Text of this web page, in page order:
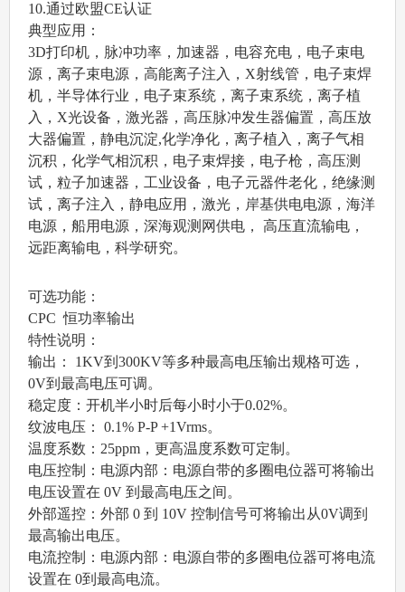
10.通过欧盟CE认证
典型应用：
3D打印机，脉冲功率，加速器，电容充电，电子束电
源，离子束电源，高能离子注入，X射线管，电子束焊
机，半导体行业，电子束系统，离子束系统，离子植
入，X光设备，激光器，高压脉冲发生器偏置，高压放
大器偏置，静电沉淀,化学净化，离子植入，离子气相
沉积，化学气相沉积，电子束焊接，电子枪，高压测
试，粒子加速器，工业设备，电子元器件老化，绝缘测
试，离子注入，静电应用，激光，岸基供电电源，海洋
电源，船用电源，深海观测网供电， 高压直流输电，
远距离输电，科学研究。
可选功能：
CPC 恒功率输出
特性说明：
输出： 1KV到300KV等多种最高电压输出规格可选，
0V到最高电压可调。
稳定度：开机半小时后每小时小于0.02%。
纹波电压： 0.1% P-P +1Vrms。
温度系数：25ppm，更高温度系数可定制。
电压控制：电源内部：电源自带的多圈电位器可将输出
电压设置在 0V 到最高电压之间。
外部遥控：外部 0 到 10V 控制信号可将输出从0V调到
最高输出电压。
电流控制：电源内部：电源自带的多圈电位器可将电流
设置在 0到最高电流。